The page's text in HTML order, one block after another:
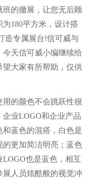
的撤展，让您无后顾
180平方米，设计搭
造专属展台!信可威与
天信可威小编继续给
望大家有所帮助，仅供
用的颜色不会跳跃性很
业LOGO和企业产品
蓝色的混搭，白色是
的更加简洁明亮；蓝色
也是蓝色，相互
人员炫酷般的视觉冲